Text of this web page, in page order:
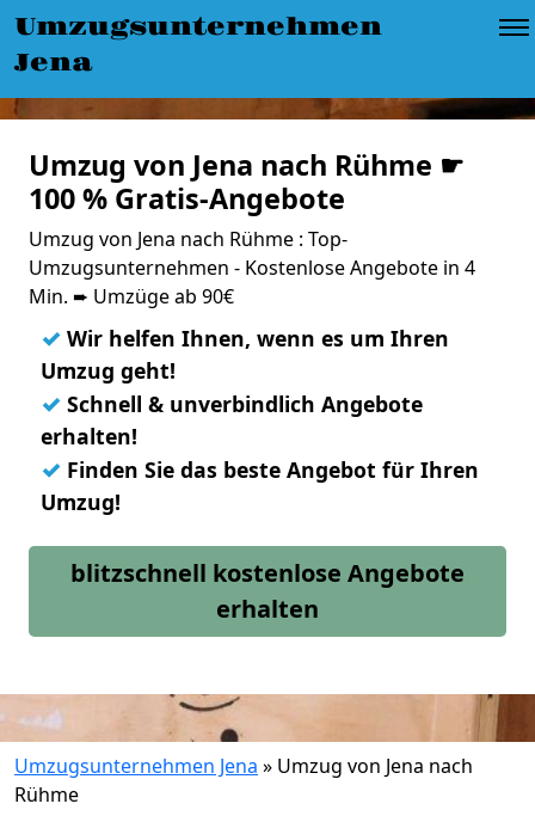
Umzugsunternehmen
Jena
Umzug von Jena nach Rühme ☛
100 % Gratis-Angebote
Umzug von Jena nach Rühme : Top-
Umzugsunternehmen - Kostenlose Angebote in 4
Min. ➨ Umzüge ab 90€
✓ Wir helfen Ihnen, wenn es um Ihren
Umzug geht!
✓ Schnell & unverbindlich Angebote
erhalten!
✓ Finden Sie das beste Angebot für Ihren
Umzug!
blitzschnell kostenlose Angebote
erhalten
Umzugsunternehmen Jena » Umzug von Jena nach
Rühme